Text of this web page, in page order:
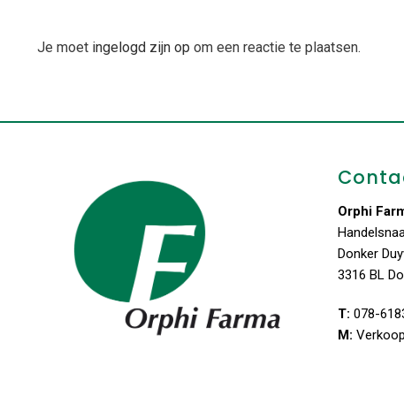
Je moet ingelogd zijn op om een reactie te plaatsen.
Orphi
Donker
3316 BL
T: 078-
M: